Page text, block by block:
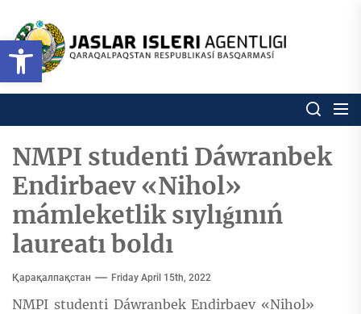
Open toolbar
content
Respublikası
basqarması
Ózbekstan jaslar isleri
NMPI studenti Dáwranbek
Endirbaev «Nihol»
mámleketlik sıylıǵınıń
laureatı boldı
Қарақалпақстан Friday April 15th, 2022
NMPI studenti Dáwranbek Endirbaev «Nihol»